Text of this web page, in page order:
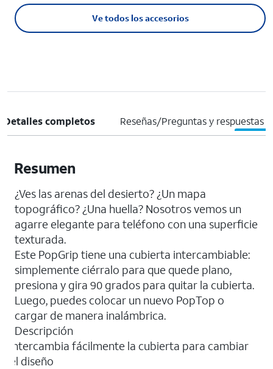
Ve todos los accesorios
Detalles completos Reseñas/Preguntas y respuestas
Resumen
¿Ves las arenas del desierto? ¿Un mapa
topográfico? ¿Una huella? Nosotros vemos un
agarre elegante para teléfono con una superficie
texturada.
Este PopGrip tiene una cubierta intercambiable:
simplemente ciérralo para que quede plano,
presiona y gira 90 grados para quitar la cubierta.
Luego, puedes colocar un nuevo PopTop o
cargar de manera inalámbrica.
Descripción
Intercambia fácilmente la cubierta para cambiar
el diseño